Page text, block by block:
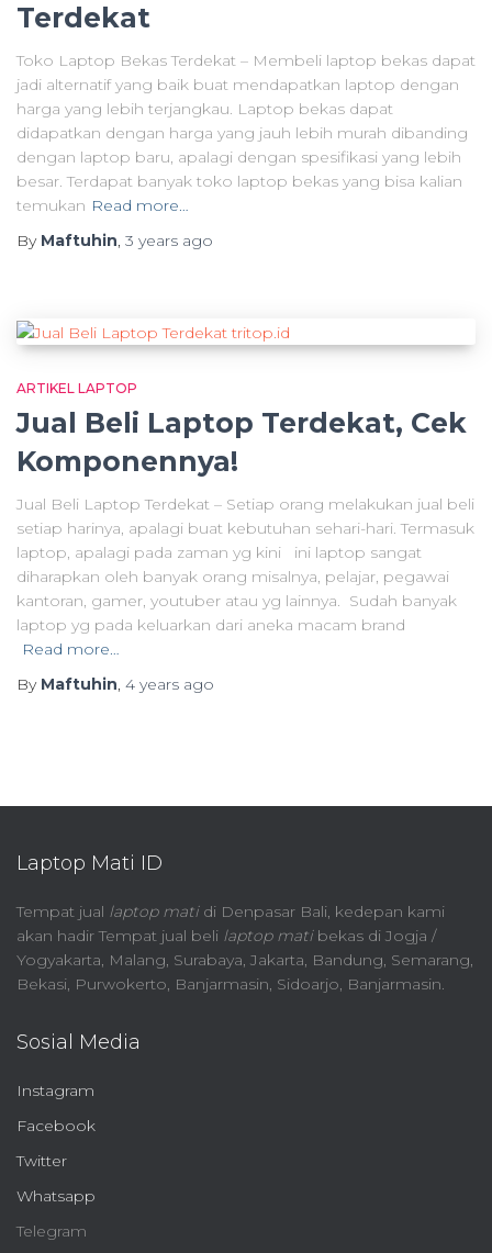
Terdekat
Toko Laptop Bekas Terdekat – Membeli laptop bekas dapat
jadi alternatif yang baik buat mendapatkan laptop dengan
harga yang lebih terjangkau. Laptop bekas dapat
didapatkan dengan harga yang jauh lebih murah dibanding
dengan laptop baru, apalagi dengan spesifikasi yang lebih
besar. Terdapat banyak toko laptop bekas yang bisa kalian
temukan Read more…
By Maftuhin, 3 years ago
ARTIKEL LAPTOP
Jual Beli Laptop Terdekat, Cek
Komponennya!
Jual Beli Laptop Terdekat – Setiap orang melakukan jual beli
setiap harinya, apalagi buat kebutuhan sehari-hari. Termasuk
laptop, apalagi pada zaman yg kini ini laptop sangat
diharapkan oleh banyak orang misalnya, pelajar, pegawai
kantoran, gamer, youtuber atau yg lainnya. Sudah banyak
laptop yg pada keluarkan dari aneka macam brand
Read more…
By Maftuhin, 4 years ago
Laptop Mati ID
Tempat jual laptop matidi Denpasar Bali, kedepan kami
akan hadir Tempat jual beli laptop matibekas di Jogja /
Yogyakarta, Malang, Surabaya, Jakarta, Bandung, Semarang,
Bekasi, Purwokerto, Banjarmasin, Sidoarjo, Banjarmasin.
Sosial Media
Instagram
Facebook
Twitter
Whatsapp
Telegram